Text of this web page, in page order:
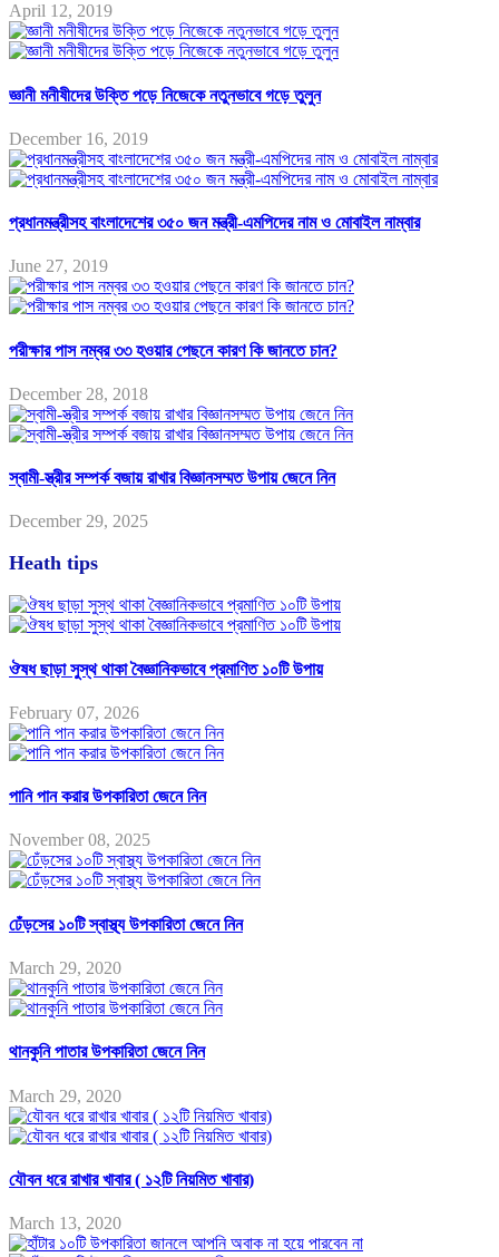
April 12, 2019
জ্ঞানী মনীষীদের উক্তি পড়ে নিজেকে নতুনভাবে গড়ে তুলুন
December 16, 2019
প্রধানমন্ত্রীসহ বাংলাদেশের ৩৫০ জন মন্ত্রী-এমপিদের নাম ও মোবাইল নাম্বার
June 27, 2019
পরীক্ষার পাস নম্বর ৩৩ হওয়ার পেছনে কারণ কি জানতে চান?
December 28, 2018
স্বামী-স্ত্রীর সম্পর্ক বজায় রাখার বিজ্ঞানসম্মত উপায় জেনে নিন
December 29, 2025
Heath tips
ঔষধ ছাড়া সুস্থ থাকা বৈজ্ঞানিকভাবে প্রমাণিত ১০টি উপায়
February 07, 2026
পানি পান করার উপকারিতা জেনে নিন
November 08, 2025
ঢেঁড়সের ১০টি স্বাস্থ্য উপকারিতা জেনে নিন
March 29, 2020
থানকুনি পাতার উপকারিতা জেনে নিন
March 29, 2020
যৌবন ধরে রাখার খাবার ( ১২টি নিয়মিত খাবার)
March 13, 2020